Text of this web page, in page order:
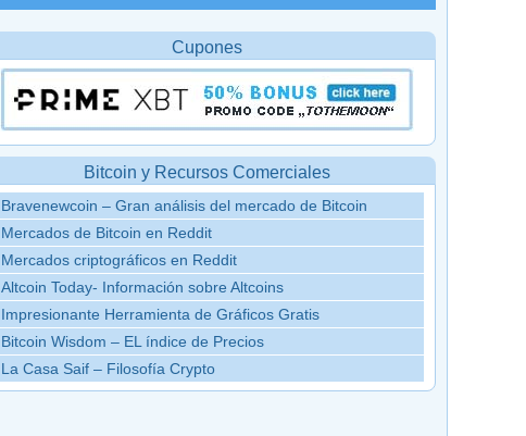
Cupones
Bitcoin y Recursos Comerciales
Bravenewcoin – Gran análisis del mercado de Bitcoin
Mercados de Bitcoin en Reddit
Mercados criptográficos en Reddit
Altcoin Today- Información sobre Altcoins
Impresionante Herramienta de Gráficos Gratis
Bitcoin Wisdom – EL índice de Precios
La Casa Saif – Filosofía Crypto